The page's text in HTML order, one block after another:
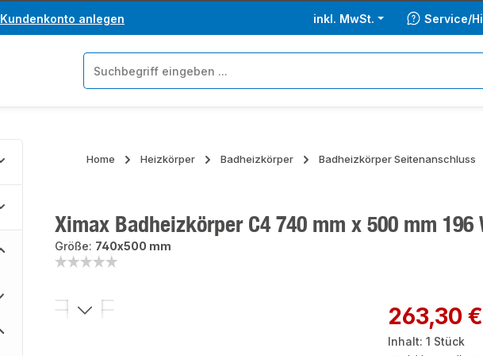
Kundenkonto anlegen inkl. MwSt. Service/
Home Heizkörper Badheizkörper Badheizkörper Seitenanschluss
Ximax Badheizkörper C4 740 mm x 500 mm 196
Größe: 740x500 mm
Bildergalerie überspringen Regulärer Preis:
263,30 €
Inhalt: 1 Stück